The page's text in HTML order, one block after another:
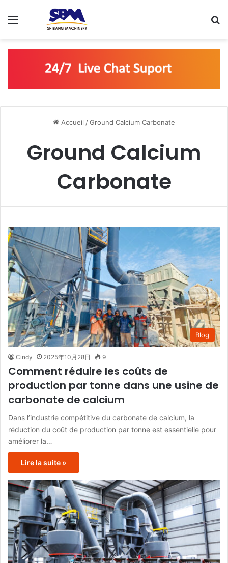
Accueil /Ground Calcium Carbonate
Ground Calcium
Carbonate
Blog
Cindy 2025年10月28日 9
Comment réduire les coûts de
production par tonne dans une usine de
carbonate de calcium
Dans l’industrie compétitive du carbonate de calcium, la
réduction du coût de production par tonne est essentielle pour
améliorer la…
Lire la suite »